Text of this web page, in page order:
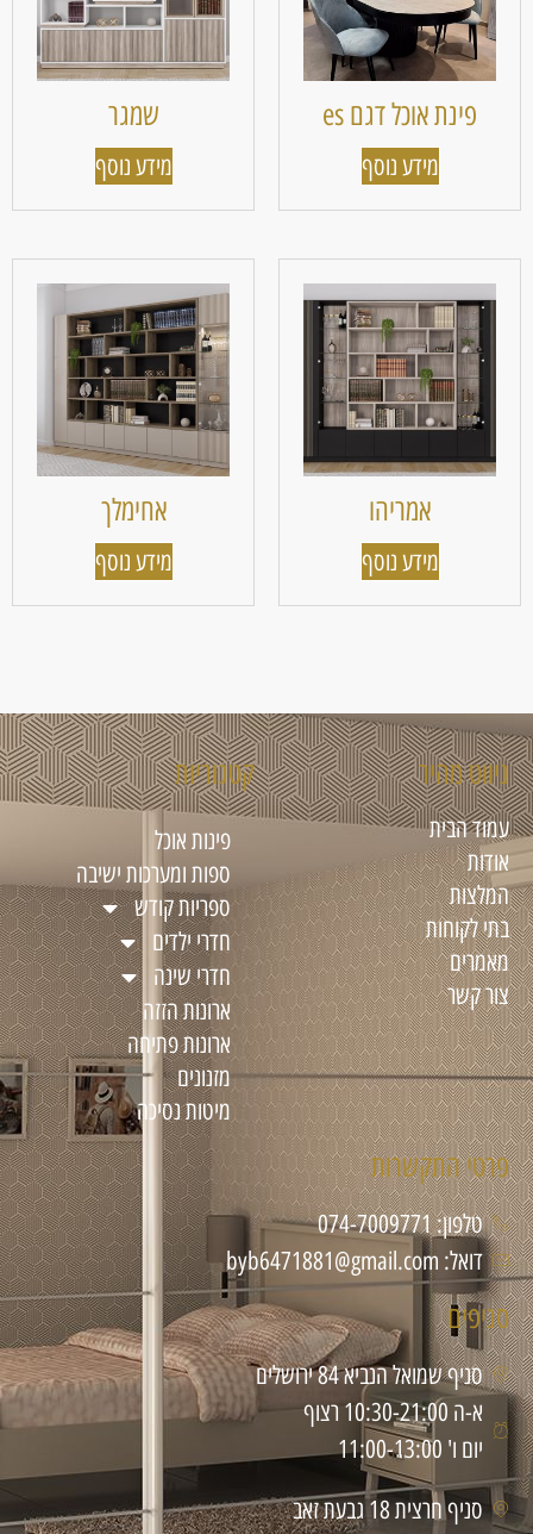
פינת אוכל דגם es
מידע נוסף
שמגר
מידע נוסף
אמריהו
מידע נוסף
אחימלך
מידע נוסף
ניווט מהיר
עמוד הבית
אודות
המלצות
בתי לקוחות
מאמרים
צור קשר
קטגוריות
פינות אוכל
ספות ומערכות ישיבה
ספריות קודש
חדרי ילדים
חדרי שינה
ארונות הזזה
ארונות פתיחה
מזנונים
מיטות נסיכה
פרטי התקשרות
טלפון: 074-7009771
דואל: byb6471881@gmail.com
סניפים
סניף שמואל הנביא 84 ירושלים
א-ה 10:30-21:00 רצוף
יום ו' 11:00-13:00
סניף חרצית 18 גבעת זאב